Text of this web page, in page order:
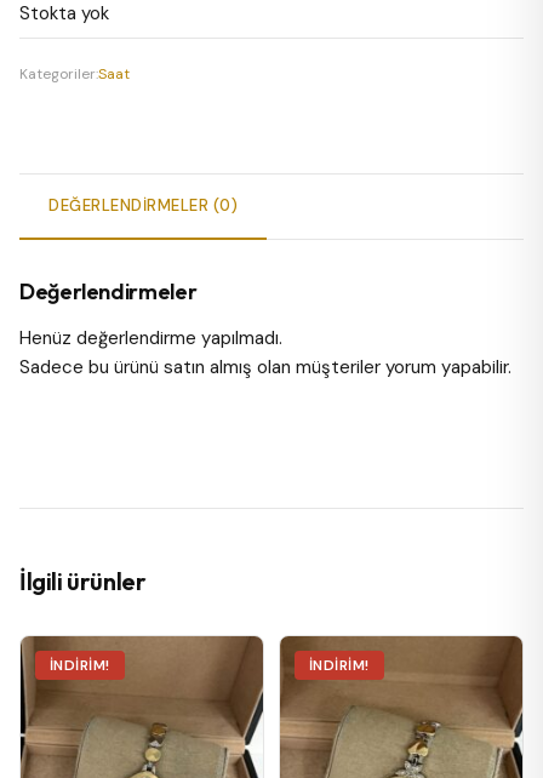
₺250,00.
fiyat:
₺199,00.
Stokta yok
Kategoriler:Saat
DEĞERLENDIRMELER (0)
Değerlendirmeler
Henüz değerlendirme yapılmadı.
Sadece bu ürünü satın almış olan müşteriler yorum yapabilir.
İlgili ürünler
İNDIRIM! İNDIRIM!